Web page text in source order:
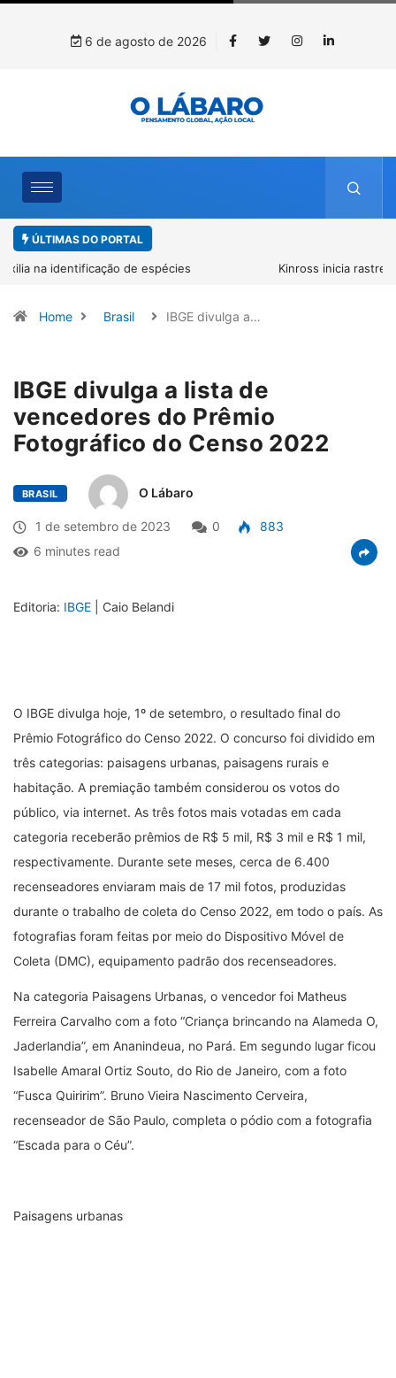
6 de agosto de 2026
ÚLTIMAS DO PORTAL
Kinross inicia rastreamento digital de 10 mil mudas usadas na
Home Brasil IBGE divulga a…
IBGE divulga a lista de
vencedores do Prêmio
Fotográfico do Censo 2022
BRASIL O Lábaro
1 de setembro de 2023 0
883
6 minutes read
Editoria: IBGE | Caio Belandi
O IBGE divulga hoje, 1º de setembro, o resultado final do
Prêmio Fotográfico do Censo 2022. O concurso foi dividido em
três categorias: paisagens urbanas, paisagens rurais e
habitação. A premiação também considerou os votos do
público, via internet. As três fotos mais votadas em cada
categoria receberão prêmios de R$ 5 mil, R$ 3 mil e R$ 1 mil,
respectivamente. Durante sete meses, cerca de 6.400
recenseadores enviaram mais de 17 mil fotos, produzidas
durante o trabalho de coleta do Censo 2022, em todo o país. As
fotografias foram feitas por meio do Dispositivo Móvel de
Coleta (DMC), equipamento padrão dos recenseadores.
Na categoria Paisagens Urbanas, o vencedor foi Matheus
Ferreira Carvalho com a foto “Criança brincando na Alameda O,
Jaderlandia”, em Ananindeua, no Pará. Em segundo lugar ficou
Isabelle Amaral Ortiz Souto, do Rio de Janeiro, com a foto
“Fusca Quiririm”. Bruno Vieira Nascimento Cerveira,
recenseador de São Paulo, completa o pódio com a fotografia
“Escada para o Céu”.
Paisagens urbanas